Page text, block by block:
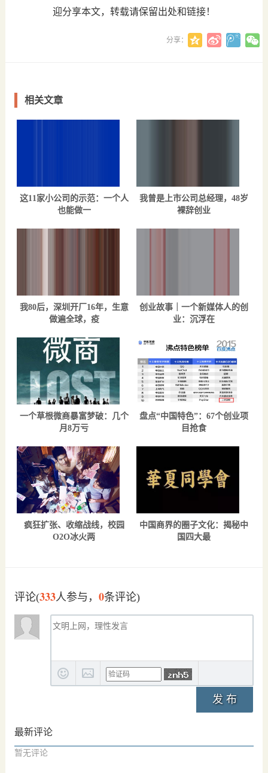
迎分享本文，转载请保留出处和链接！
分享：
相关文章
这11家小公司的示范：一个人
也能做一
我曾是上市公司总经理，48岁
裸辞创业
我80后，深圳开厂16年，生意
做遍全球，疫
创业故事｜一个新媒体人的创
业：沉浮在
一个草根微商暴富梦破：几个
月8万亏
盘点“中国特色”：67个创业项
目抢食
疯狂扩张、收缩战线，校园
O2O冰火两
中国商界的圈子文化：揭秘中
国四大最
评论(333人参与， 0条评论)
发 布
最新评论
暂无评论